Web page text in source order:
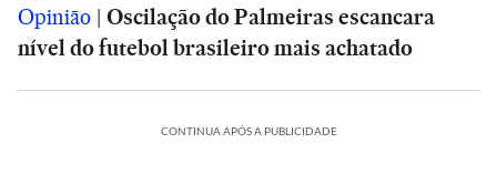
Opinião | Oscilação do Palmeiras escancara
nível do futebol brasileiro mais achatado
CONTINUA APÓS A PUBLICIDADE